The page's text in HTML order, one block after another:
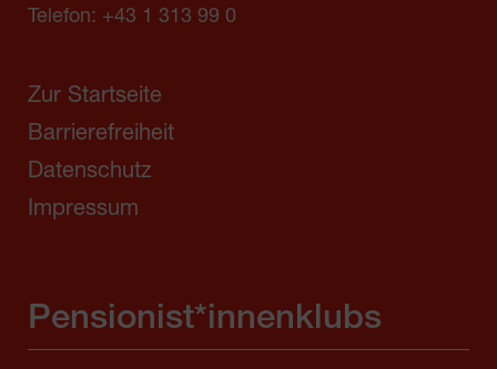
Telefon: +43 1 313 99 0
Zur Startseite
Barrierefreiheit
Datenschutz
Impressum
Pensionist*innenklubs